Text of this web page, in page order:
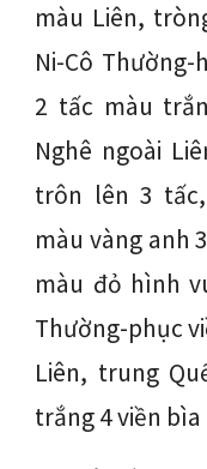
màu Liên,
Ni-Cô
2 tấc màu
Nghê ngoài
trôn lên 3
màu vàng anh
màu đỏ hình
Thường-phục
Liên, trung
trắng 4 viền